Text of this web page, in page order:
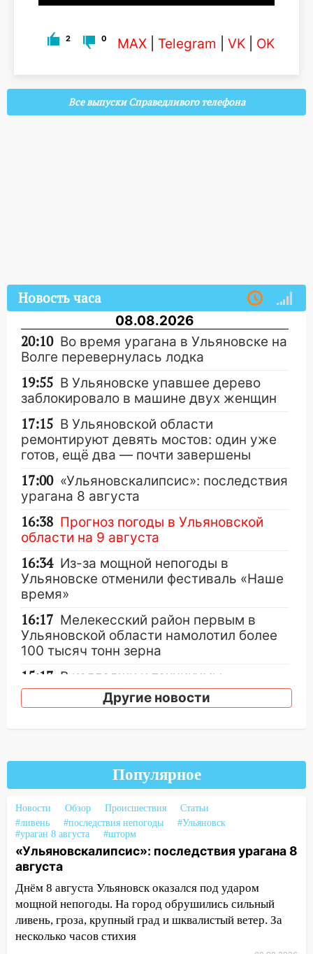
2 0 MAX Telegram VK OK
Все выпуски Справедливого телефона
Новость часа
08.08.2026
20:10 Во время урагана в Ульяновске на
Волге перевернулась лодка
19:55 В Ульяновске упавшее дерево
заблокировало в машине двух женщин
17:15 В Ульяновской области
ремонтируют девять мостов: один уже
готов, ещё два — почти завершены
17:00 «Ульяновскалипсис»: последствия
урагана 8 августа
16:38 Прогноз погоды в Ульяновской
области на 9 августа
16:34 Из-за мощной непогоды в
Ульяновске отменили фестиваль «Наше
время»
16:17 Мелекесский район первым в
Ульяновской области намолотил более
100 тысяч тонн зерна
15:17 В колледжи и техникумы
Ульяновской области подали более 10
тысяч заявлений
затопленные улицы
14:28 Ураган вырвал остановку на улице
Деева в Заволжье
14:26 Жители Ульяновска сами
пытаются расчистить ливнёвки, не
дождавшись коммунальщиков
14:16 Шторм продолжает ломать город:
на улице Любови Шевцовой рухнул
светофор
14:14 Студента из Ульяновска обманули
Другие новости
Популярное
Новости Обзор Происшествия
Статьи
#ливень
#последствия непогоды
#Ульяновск
#ураган 8 августа
#шторм
«Ульяновскалипсис»: последствия урагана 8
августа
Днём 8 августа Ульяновск оказался под ударом
мощной непогоды. На город обрушились сильный
ливень, гроза, крупный град и шквалистый ветер. За
несколько часов стихия